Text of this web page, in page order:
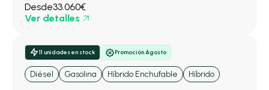
Desde33.060€
Ver detalles
11 unidades en stock Promoción Agosto
Diésel Gasolina Híbrido Enchufable Híbrido